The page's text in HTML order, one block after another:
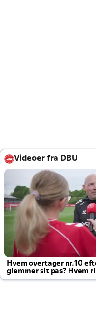
Videoer fra DBU
Hvem overtager nr.10
glemmer sit pas? Hvem
altid til efter kampe?